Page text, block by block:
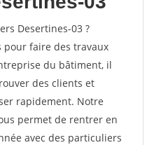
Desertines-03 ?
pour faire des travaux
du bâtiment, il
des clients et
rapidement. Notre
permet de rentrer en
avec des particuliers